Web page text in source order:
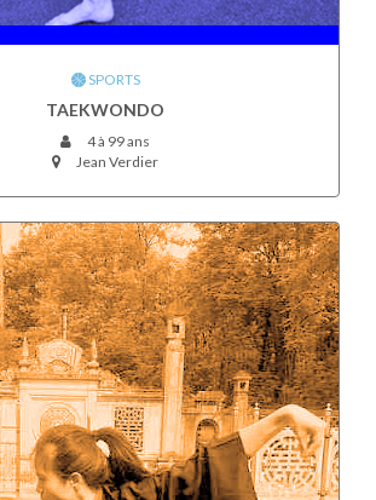
SPORTS
TAEKWONDO
4 à 99 ans
Jean Verdier